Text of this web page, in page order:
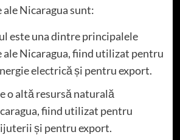
Nicaragua sunt:
este una dintre principalele
ale Nicaragua, fiind utilizat pentru
electrică și pentru export.
o altă resursă naturală
fiind utilizat pentru
și pentru export.